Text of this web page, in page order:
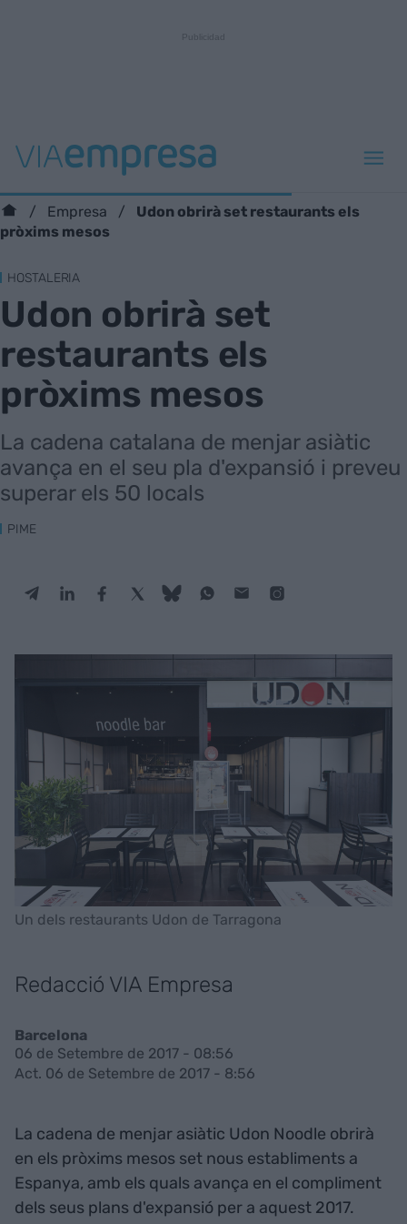
Empresa
Udon obrirà set restaurants els
pròxims mesos
HOSTALERIA
Udon obrirà set
restaurants els
pròxims mesos
La cadena catalana de menjar asiàtic
avança en el seu pla d'expansió i preveu
superar els 50 locals
PIME
Un dels restaurants Udon de Tarragona
Redacció VIA Empresa
Barcelona
06 de Setembre de 2017 - 08:56
Act. 06 de Setembre de 2017 - 8:56
La cadena de menjar asiàtic Udon Noodle obrirà
en els pròxims mesos set nous establiments a
Espanya, amb els quals avança en el compliment
dels seus plans d'expansió per a aquest 2017.